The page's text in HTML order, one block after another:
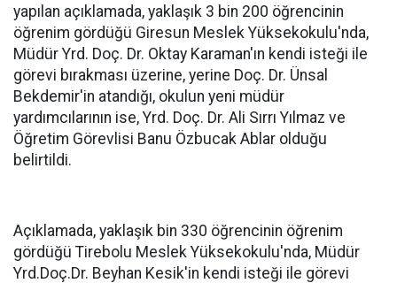
yapılan açıklamada, yaklaşık 3 bin 200 öğrencinin
öğrenim gördüğü Giresun Meslek Yüksekokulu'nda,
Müdür Yrd. Doç. Dr. Oktay Karaman'ın kendi isteği ile
görevi bırakması üzerine, yerine Doç. Dr. Ünsal
Bekdemir'in atandığı, okulun yeni müdür
yardımcılarının ise, Yrd. Doç. Dr. Ali Sırrı Yılmaz ve
Öğretim Görevlisi Banu Özbucak Ablar olduğu
belirtildi.
Açıklamada, yaklaşık bin 330 öğrencinin öğrenim
gördüğü Tirebolu Meslek Yüksekokulu'nda, Müdür
Yrd.Doç.Dr. Beyhan Kesik'in kendi isteği ile görevi